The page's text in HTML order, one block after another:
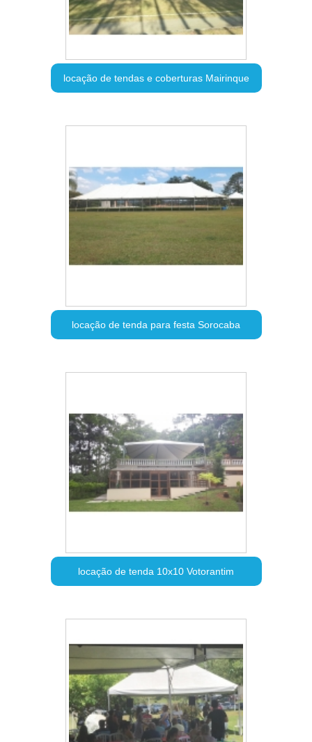
locação de tendas e coberturas Mairinque
locação de tenda para festa Sorocaba
locação de tenda 10x10 Votorantim